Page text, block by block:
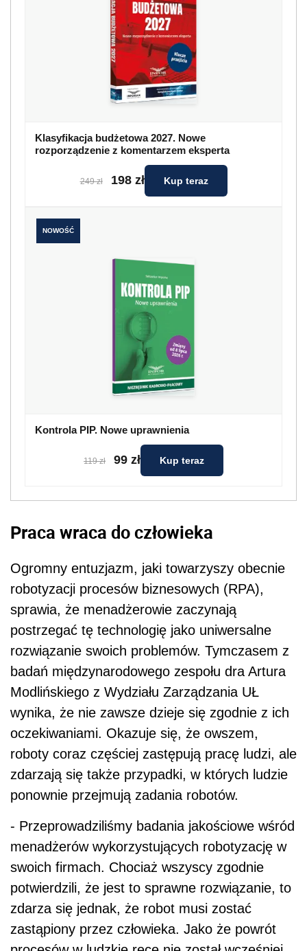
Klasyfikacja budżetowa 2027. Nowe
rozporządzenie z komentarzem eksperta
249 zł 198 zł Kup teraz
NOWOŚĆ
Kontrola PIP. Nowe uprawnienia
119 zł 99 zł Kup teraz
Praca wraca do człowieka
Ogromny entuzjazm, jaki towarzyszy obecnie
robotyzacji procesów biznesowych (RPA),
sprawia, że menadżerowie zaczynają
postrzegać tę technologię jako uniwersalne
rozwiązanie swoich problemów. Tymczasem z
badań międzynarodowego zespołu dra Artura
Modlińskiego z Wydziału Zarządzania UŁ
wynika, że nie zawsze dzieje się zgodnie z ich
oczekiwaniami. Okazuje się, że owszem,
roboty coraz częściej zastępują pracę ludzi, ale
zdarzają się także przypadki, w których ludzie
ponownie przejmują zadania robotów.
- Przeprowadziliśmy badania jakościowe wśród
menadżerów wykorzystujących robotyzację w
swoich firmach. Chociaż wszyscy zgodnie
potwierdzili, że jest to sprawne rozwiązanie, to
zdarza się jednak, że robot musi zostać
zastąpiony przez człowieka. Jako że powrót